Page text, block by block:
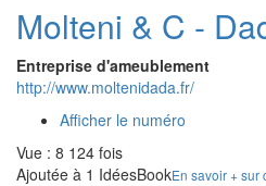
Molteni & C -
Entreprise d'ameublement
http://www.moltenidada.fr/
Afficher le numéro
Vue : 8 124 fois
Ajoutée à 1 IdéesBookEn savoir + sur